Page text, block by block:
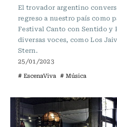
El trovador argentino
regreso a nuestro país como
Festival Canto con Sentido y
diversas voces, como Los
Stern.
25/01/2023
# EscenaViva # Música